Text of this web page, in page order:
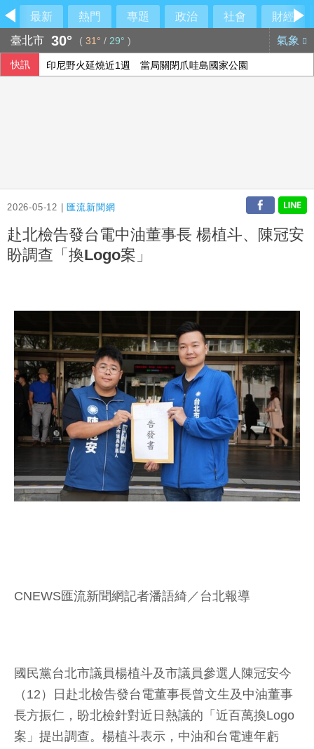
最新 熱門 專題 政治 社會
財經
臺北市 30° ( 31° / 29° ) 氣象
快訊 印尼野火延燒近1週 當局關閉爪哇島國家公園
2026-05-12 | 匯流新聞網
赴北檢告發台電中油董事長 楊植斗、陳冠安
盼調查「換Logo案」
CNEWS匯流新聞網記者潘語綺／台北報導
國民黨台北市議員楊植斗及市議員參選人陳冠安今
（12）日赴北檢告發台電董事長曾文生及中油董事
長方振仁，盼北檢針對近日熱議的「近百萬換Logo
案」提出調查。楊植斗表示，中油和台電連年虧